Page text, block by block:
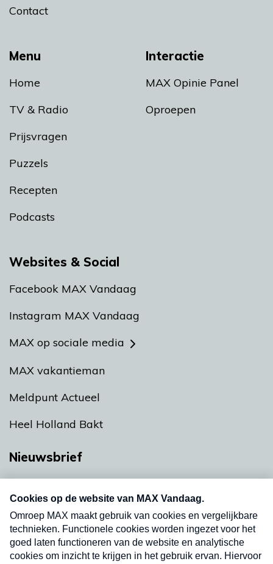
Menu
Home
TV & Radio
Prijsvragen
Puzzels
Recepten
Podcasts
Interactie
MAX Opinie Panel
Oproepen
Contact
Websites & Social
Facebook MAX Vandaag
Instagram MAX Vandaag
MAX op sociale media
MAX vakantieman
Meldpunt Actueel
Heel Holland Bakt
Nieuwsbrief
nieuwsbrief. Elke vrijdag- en dinsdagochtend in
uw mailbox.
Verzend